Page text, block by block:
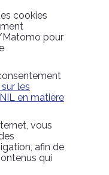
cookies
Matomo pour
les
en matière
vous
afin de
qui